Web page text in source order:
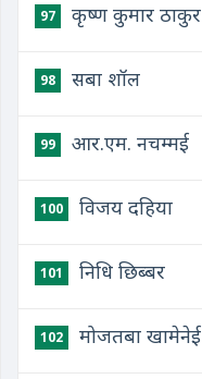
97 कृष्ण कुमार ठाकुर
98 सबा शॉल
99 आर.एम. नचम्मई
100 विजय दहिया
101 निधि छिब्बर
102 मोजतबा खामेनेई